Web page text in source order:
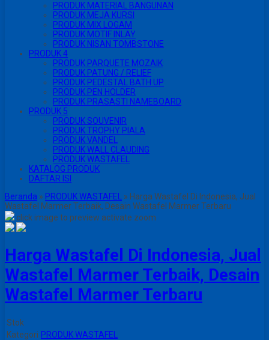
PRODUK MATERIAL BANGUNAN
PRODUK MEJA KURSI
PRODUK MIX LOGAM
PRODUK MOTIF INLAY
PRODUK NISAN TOMBSTONE
PRODUK 4
PRODUK PARQUETE MOZAIK
PRODUK PATUNG / RELIEF
PRODUK PEDESTAL BATH UP
PRODUK PEN HOLDER
PRODUK PRASASTI NAMEBOARD
PRODUK 5
PRODUK SOUVENIR
PRODUK TROPHY PIALA
PRODUK VANDEL
PRODUK WALL CLAUDING
PRODUK WASTAFEL
KATALOG PRODUK
DAFTAR ISI
Beranda » PRODUK WASTAFEL » Harga Wastafel Di Indonesia, Jual
Wastafel Marmer Terbaik, Desain Wastafel Marmer Terbaru
click image to preview activate zoom
Harga Wastafel Di Indonesia, Jual
Wastafel Marmer Terbaik, Desain
Wastafel Marmer Terbaru
Stok
Kategori PRODUK WASTAFEL